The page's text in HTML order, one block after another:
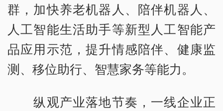
群，加快养老机器人、陪伴机器人、
人工智能生活助手等新型人工智能产
品应用示范，提升情感陪伴、健康监
测、移位助行、智慧家务等能力。
纵观产业落地节奏，一线企业正